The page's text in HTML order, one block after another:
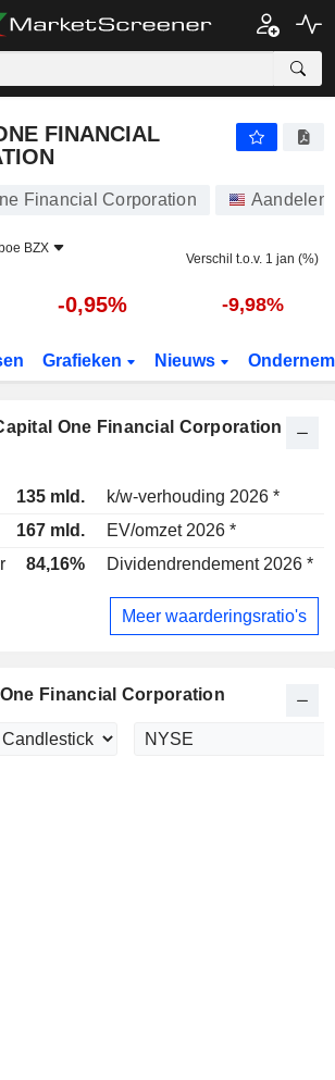
FINANCIAL
Financial Corporation Aandelen
BZX
Verschil t.o.v. 1 jan (%)
-0,95% -9,98%
Grafieken Nieuws
One Financial Corporation
135 mld. k/w-verhouding 2026 *
167 mld. EV/omzet 2026 *
84,16% Dividendrendement 2026 *
Meer waarderingsratio's
Financial Corporation